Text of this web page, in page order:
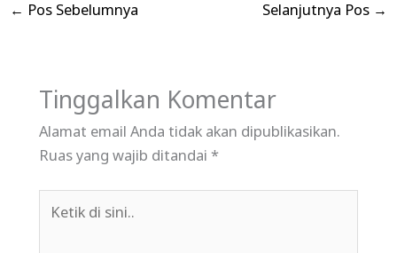
← Pos Sebelumnya Selanjutnya Pos →
Tinggalkan Komentar
Alamat email Anda tidak akan dipublikasikan.
Ruas yang wajib ditandai *